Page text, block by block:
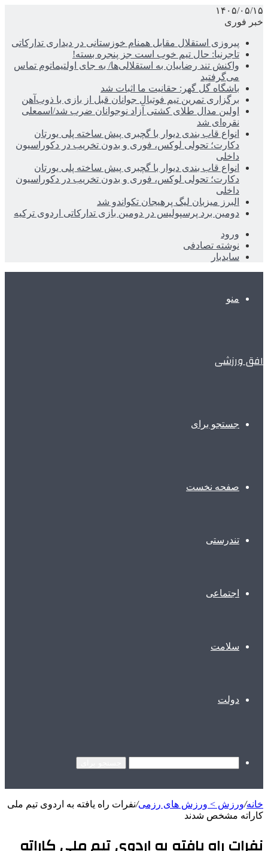
۱۴۰۵/۰۵/۱۵
خبر فوری
پیروزی استقلال مقابل همنام خوزستانی در دیداری تدارکاتی
تاجرنیا: حال تیم خوب است جز پنجره بسته!
واکنش تند رضاییان به استقلالی‌ها/ به جای اولتیماتوم تماس
می‌گرفتید
باشگاه گل گهر: حقانیت ما اثبات شد
برگزاری تمرین تیم فوتبال جوانان قبل از بازی با ذوب‌آهن
اولین مدال طلای کشتی آزاد نوجوانان ضرب شد/اسمعلی
نقره‌ای شد
انواع قاب بندی دیوار با گچبری پیش ساخته پلی یورتان
دکارت؛ تحولی لوکس، فوری و بدون تخریب در دکوراسیون
داخلی
انواع قاب بندی دیوار با گچبری پیش ساخته پلی یورتان
دکارت؛ تحولی لوکس، فوری و بدون تخریب در دکوراسیون
داخلی
البرز میزبان لیگ پرهیجان تکواندو شد
دومین برد پرسپولیس در دومین بازی تدارکاتی اردوی ترکیه
ورود
نوشته تصادفی
سایدبار
منو
افق ورزشی
جستجو برای
صفحه نخست
تندرستی
اجتماعی
سلامت
دولت
خانه/ورزش > ورزش های رزمی/نفرات راه یافته به اردوی تیم ملی
کاراته مشخص شدند